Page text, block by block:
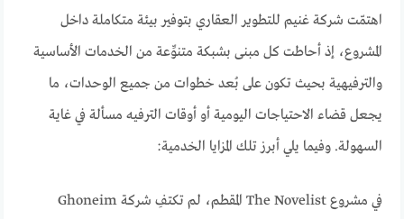
اهتمّت شركة غنيم للتطوير العقاري بتوفير بيئة متكاملة داخل
المشروع، إذ أحاطت كل مبنى بشبكة متنوِّعة من الخدمات الأساسية
والترفيهية بحيث تكون على بُعد خطوات من جميع الوحدات، ما
يجعل قضاء الاحتياجات اليومية أو أوقات الترفيه مسألة في غاية
السهولة. وفيما يلي أبرز تلك المزايا الخدمية:
في مشروع The Novelist المقطم، لم تكتفِ شركة Ghoneim